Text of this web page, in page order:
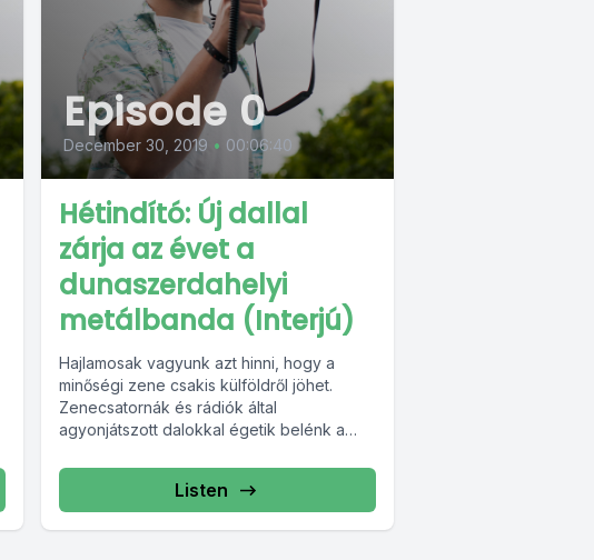
Episode 0
December 30, 2019 • 00:06:40
Hétindító: Új dallal
zárja az évet a
dunaszerdahelyi
metálbanda (Interjú)
Hajlamosak vagyunk azt hinni, hogy a
minőségi zene csakis külföldről jöhet.
Zenecsatornák és rádiók által
agyonjátszott dalokkal égetik belénk a
Listen